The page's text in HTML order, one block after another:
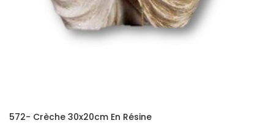
572- Crèche 30x20cm En Résine